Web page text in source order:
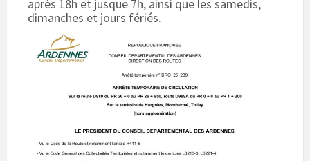
après 18h et jusque 7h, ainsi que les samedis,
dimanches et jours fériés.